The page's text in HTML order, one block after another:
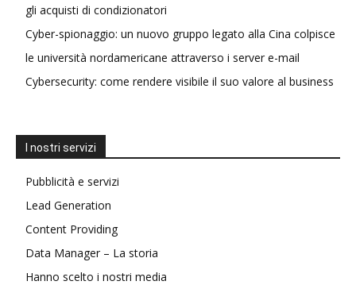
gli acquisti di condizionatori
Cyber-spionaggio: un nuovo gruppo legato alla Cina colpisce
le università nordamericane attraverso i server e-mail
Cybersecurity: come rendere visibile il suo valore al business
I nostri servizi
Pubblicità e servizi
Lead Generation
Content Providing
Data Manager – La storia
Hanno scelto i nostri media